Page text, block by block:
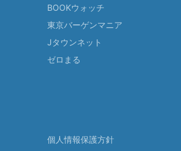
BOOKウォッチ
東京バーゲンマニア
Jタウンネット
ゼロまる
個人情報保護方針